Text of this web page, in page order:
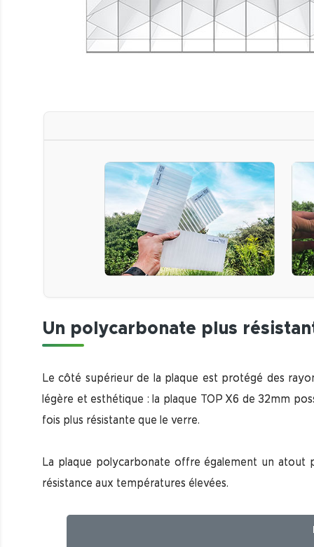
Un polycarbonate plus
Le côté supérieur de la plaque est protégé des
légère et esthétique : la plaque TOP X6 de 32mm
fois plus résistante que le verre.
La plaque polycarbonate offre également un atout
résistance aux températures élevées.